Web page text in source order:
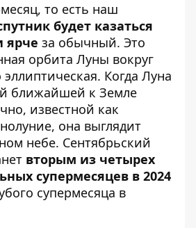
то есть наш
будет казаться
ярче за обычный. Это
орбита Луны вокруг
Когда Луна
ближайшей к Земле
известной как
она выглядит
небе. Сентябрьский
вторым из четырех
супермесяцев в 2024
супермесяца в